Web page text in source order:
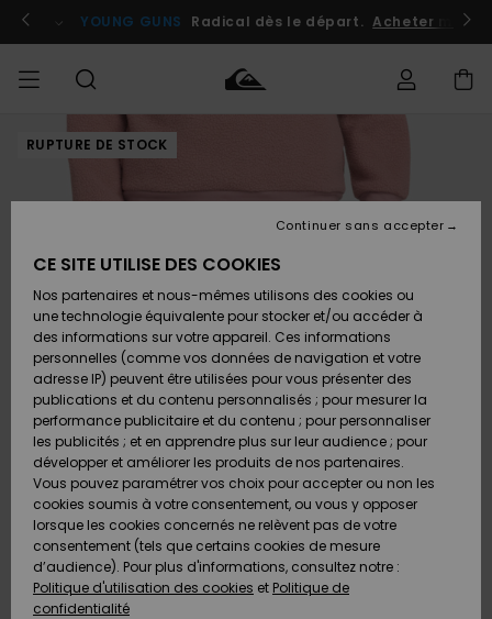
l'information
le
Se connecter / s'inscrire
YOUNG GUNS Radical dès le départ. Acheter
HOMME Vêtements
Chaussures
& Tongs
Surf
Snow
Nouveautés
Vêtements
Chaussures
& Tongs
Surf
Snow
Nouveautés
FEMME
Shop
A
Découvrir
Snow
SURF
Surf
Surf
Shop
Enfant
Highlights
Communauté
SNOW
Snow
Snow
Shop
Enfant
Snow
Shop
Femme
A
Découvrir
Communauté
OUTLET
Outlet
Enfant
Outlet
Femme
AIDE &
CONTACT
Accéder à
ma
Retours
Paiement
Carte
Cadeau
Quiksilver
Freedom
Protection
des
MAGASINS
RUPTURE DE STOCK
CE SITE UTILISE DES COOKIES
Nos partenaires et nous-mêmes utilisons des cookies ou
une technologie équivalente pour stocker et/ou accéder à
des informations sur votre appareil. Ces informations
personnelles (comme vos données de navigation et votre
adresse IP) peuvent être utilisées pour vous présenter des
publications et du contenu personnalisés ; pour mesurer la
performance publicitaire et du contenu ; pour personnaliser
les publicités ; et en apprendre plus sur leur audience ; pour
développer et améliorer les produits de nos partenaires.
Vous pouvez paramétrer vos choix pour accepter ou non les
cookies soumis à votre consentement, ou vous y opposer
lorsque les cookies concernés ne relèvent pas de votre
consentement (tels que certains cookies de mesure
d’audience). Pour plus d'informations, consultez notre :
Politique d'utilisation des cookies et Politique de
confidentialité
Continuer sans accepter